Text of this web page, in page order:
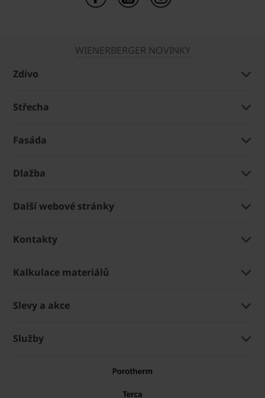
WIENERBERGER NOVINKY
Zdivo
Střecha
Fasáda
Dlažba
Další webové stránky
Kontakty
Kalkulace materiálů
Slevy a akce
Služby